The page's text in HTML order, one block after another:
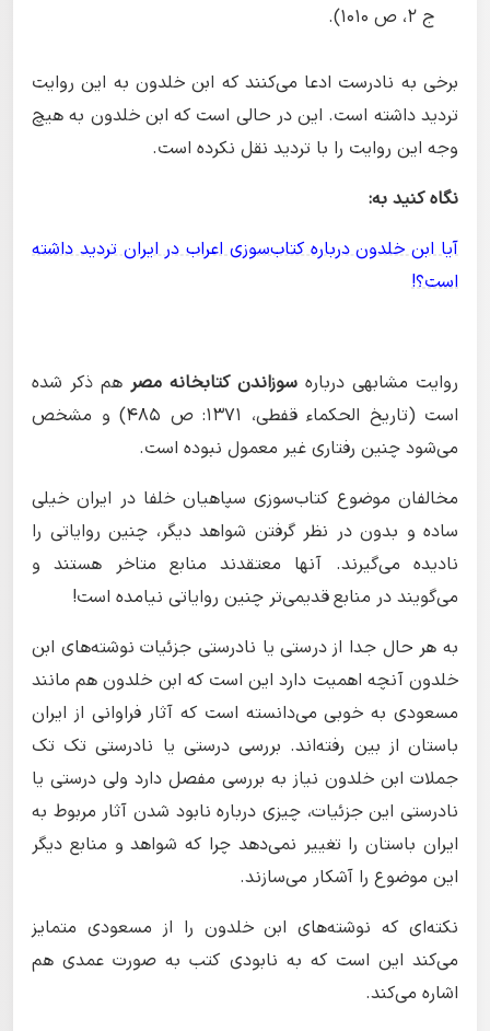
ج ۲، ص ۱۰۱۰).
برخی به نادرست ادعا می‌کنند که ابن خلدون به این روایت
تردید داشته است. این در حالی است که ابن خلدون به هیچ
وجه این روایت را با تردید نقل نکرده است.
نگاه کنید به:
آیا ابن خلدون درباره کتاب‌سوزی اعراب در ایران تردید داشته
است؟!
روایت مشابهی درباره سوزاندن کتابخانه مصر هم ذکر شده
است (تاریخ الحکماء قفطی، ۱۳۷۱: ص ۴۸۵) و مشخص
می‌شود چنین رفتاری غیر معمول نبوده است.
مخالفان موضوع کتاب‌سوزی سپاهیان خلفا در ایران خیلی
ساده و بدون در نظر گرفتن شواهد دیگر، چنین روایاتی را
نادیده می‌گیرند. آنها معتقدند منابع متاخر هستند و
می‌گویند در منابع قدیمی‌تر چنین روایاتی نیامده است!
به هر حال جدا از درستی یا نادرستی جزئیات نوشته‌های ابن
خلدون آنچه اهمیت دارد این است که ابن خلدون هم مانند
مسعودی به خوبی می‌دانسته است که آثار فراوانی از ایران
باستان از بین رفته‌اند. بررسی درستی یا نادرستی تک تک
جملات ابن خلدون نیاز به بررسی مفصل دارد ولی درستی یا
نادرستی این جزئیات، چیزی درباره نابود شدن آثار مربوط به
ایران باستان را تغییر نمی‌دهد چرا که شواهد و منابع دیگر
این موضوع را آشکار می‌سازند.
نکته‌ای که نوشته‌های ابن خلدون را از مسعودی متمایز
می‌کند این است که به نابودی کتب به صورت عمدی هم
اشاره می‌کند.